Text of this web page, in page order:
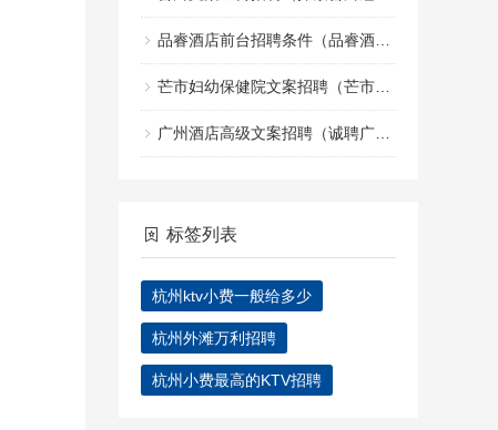
品睿酒店前台招聘条件（品睿酒店前台岗位应聘要求）
芒市妇幼保健院文案招聘（芒市妇幼保健院诚邀创意人才加入，共创健康宣传新篇章）
广州酒店高级文案招聘（诚聘广州高端酒店文案精英）
标签列表
杭州ktv小费一般给多少
杭州外滩万利招聘
杭州小费最高的KTV招聘